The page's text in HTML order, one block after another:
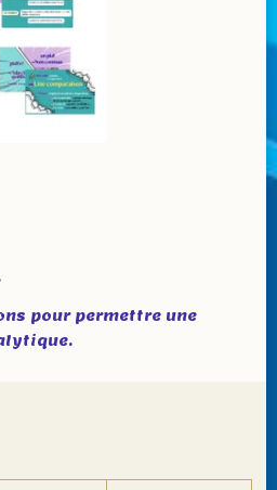
pour permettre une